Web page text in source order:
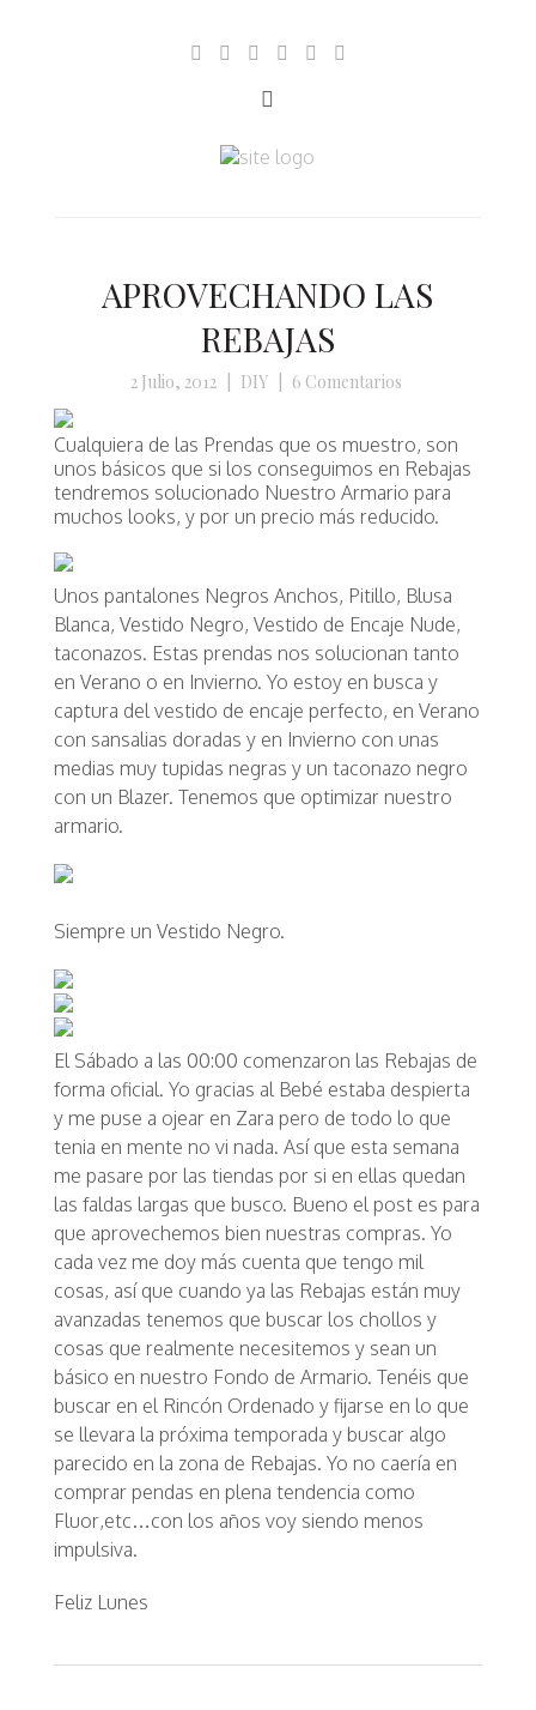
APROVECHANDO LAS
REBAJAS
2 Julio, 2012 DIY 6 Comentarios
Cualquiera de las Prendas que os muestro, son
unos básicos que si los conseguimos en Rebajas
tendremos solucionado Nuestro Armario para
muchos looks, y por un precio más reducido.
Unos pantalones Negros Anchos, Pitillo, Blusa
Blanca, Vestido Negro, Vestido de Encaje Nude,
taconazos. Estas prendas nos solucionan tanto
en Verano o en Invierno. Yo estoy en busca y
captura del vestido de encaje perfecto, en Verano
con sansalias doradas y en Invierno con unas
medias muy tupidas negras y un taconazo negro
con un Blazer. Tenemos que optimizar nuestro
armario.
Siempre un Vestido Negro.
El Sábado a las 00:00 comenzaron las Rebajas de
forma oficial. Yo gracias al Bebé estaba despierta
y me puse a ojear en Zara pero de todo lo que
tenia en mente no vi nada. Así que esta semana
me pasare por las tiendas por si en ellas quedan
las faldas largas que busco. Bueno el post es para
que aprovechemos bien nuestras compras. Yo
cada vez me doy más cuenta que tengo mil
cosas, así que cuando ya las Rebajas están muy
avanzadas tenemos que buscar los chollos y
cosas que realmente necesitemos y sean un
básico en nuestro Fondo de Armario. Tenéis que
buscar en el Rincón Ordenado y fijarse en lo que
se llevara la próxima temporada y buscar algo
parecido en la zona de Rebajas. Yo no caería en
comprar pendas en plena tendencia como
Fluor,etc…con los años voy siendo menos
impulsiva.
Feliz Lunes